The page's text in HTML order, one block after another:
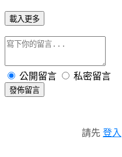
載入更多
公開留言 私密留言
發佈留言
請先 登入